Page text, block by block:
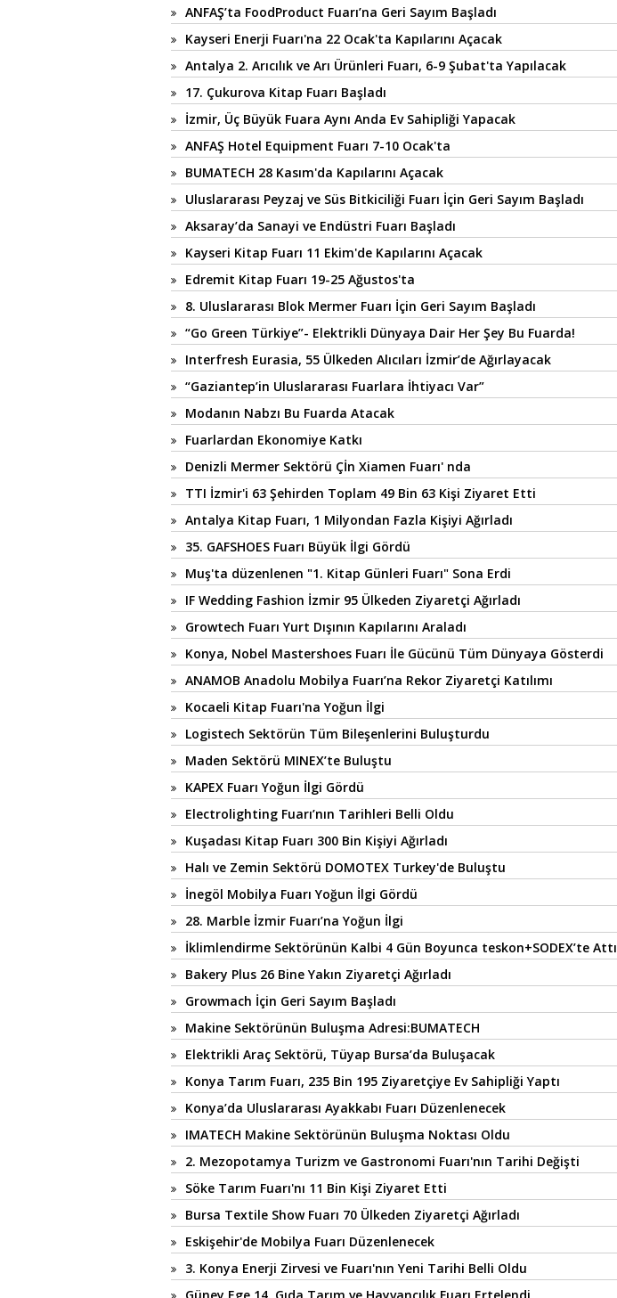
ANFAŞ’ta FoodProduct Fuarı’na Geri Sayım Başladı
Kayseri Enerji Fuarı'na 22 Ocak'ta Kapılarını Açacak
Antalya 2. Arıcılık ve Arı Ürünleri Fuarı, 6-9 Şubat'ta Yapılacak
17. Çukurova Kitap Fuarı Başladı
İzmir, Üç Büyük Fuara Aynı Anda Ev Sahipliği Yapacak
ANFAŞ Hotel Equipment Fuarı 7-10 Ocak'ta
BUMATECH 28 Kasım'da Kapılarını Açacak
Uluslararası Peyzaj ve Süs Bitkiciliği Fuarı İçin Geri Sayım Başladı
Aksaray’da Sanayi ve Endüstri Fuarı Başladı
Kayseri Kitap Fuarı 11 Ekim'de Kapılarını Açacak
Edremit Kitap Fuarı 19-25 Ağustos'ta
8. Uluslararası Blok Mermer Fuarı İçin Geri Sayım Başladı
“Go Green Türkiye”- Elektrikli Dünyaya Dair Her Şey Bu Fuarda!
Interfresh Eurasia, 55 Ülkeden Alıcıları İzmir’de Ağırlayacak
“Gaziantep’in Uluslararası Fuarlara İhtiyacı Var”
Modanın Nabzı Bu Fuarda Atacak
Fuarlardan Ekonomiye Katkı
Denizli Mermer Sektörü Çİn Xiamen Fuarı' nda
TTI İzmir'i 63 Şehirden Toplam 49 Bin 63 Kişi Ziyaret Etti
Antalya Kitap Fuarı, 1 Milyondan Fazla Kişiyi Ağırladı
35. GAFSHOES Fuarı Büyük İlgi Gördü
Muş'ta düzenlenen "1. Kitap Günleri Fuarı" Sona Erdi
IF Wedding Fashion İzmir 95 Ülkeden Ziyaretçi Ağırladı
Growtech Fuarı Yurt Dışının Kapılarını Araladı
Konya, Nobel Mastershoes Fuarı İle Gücünü Tüm Dünyaya Gösterdi
ANAMOB Anadolu Mobilya Fuarı’na Rekor Ziyaretçi Katılımı
Kocaeli Kitap Fuarı'na Yoğun İlgi
Logistech Sektörün Tüm Bileşenlerini Buluşturdu
Maden Sektörü MINEX’te Buluştu
KAPEX Fuarı Yoğun İlgi Gördü
Electrolighting Fuarı’nın Tarihleri Belli Oldu
Kuşadası Kitap Fuarı 300 Bin Kişiyi Ağırladı
Halı ve Zemin Sektörü DOMOTEX Turkey'de Buluştu
İnegöl Mobilya Fuarı Yoğun İlgi Gördü
28. Marble İzmir Fuarı’na Yoğun İlgi
İklimlendirme Sektörünün Kalbi 4 Gün Boyunca teskon+SODEX’te Attı
Bakery Plus 26 Bine Yakın Ziyaretçi Ağırladı
Growmach İçin Geri Sayım Başladı
Makine Sektörünün Buluşma Adresi:BUMATECH
Elektrikli Araç Sektörü, Tüyap Bursa’da Buluşacak
Konya Tarım Fuarı, 235 Bin 195 Ziyaretçiye Ev Sahipliği Yaptı
Konya’da Uluslararası Ayakkabı Fuarı Düzenlenecek
IMATECH Makine Sektörünün Buluşma Noktası Oldu
2. Mezopotamya Turizm ve Gastronomi Fuarı'nın Tarihi Değişti
Söke Tarım Fuarı'nı 11 Bin Kişi Ziyaret Etti
Bursa Textile Show Fuarı 70 Ülkeden Ziyaretçi Ağırladı
Eskişehir'de Mobilya Fuarı Düzenlenecek
3. Konya Enerji Zirvesi ve Fuarı'nın Yeni Tarihi Belli Oldu